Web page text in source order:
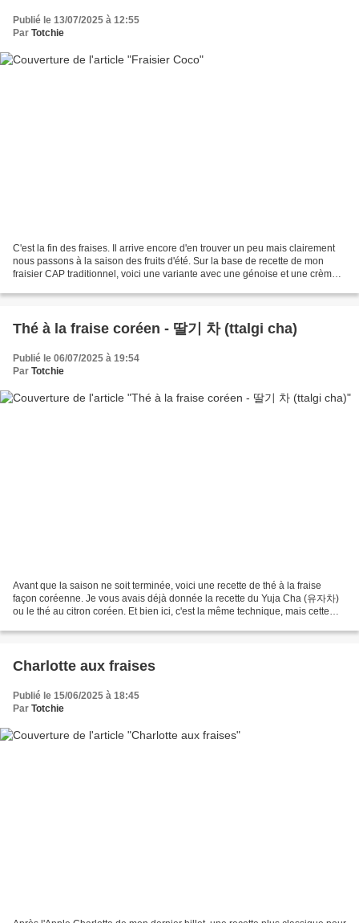
Publié le 13/07/2025 à 12:55
Par Totchie
C'est la fin des fraises. Il arrive encore d'en trouver un peu mais clairement
nous passons à la saison des fruits d'été. Sur la base de recette de mon
fraisier CAP traditionnel, voici une variante avec une génoise et une crème
Thé à la fraise coréen - 딸기 차 (ttalgi cha)
Publié le 06/07/2025 à 19:54
Par Totchie
Avant que la saison ne soit terminée, voici une recette de thé à la fraise
façon coréenne. Je vous avais déjà donnée la recette du Yuja Cha (유자차)
ou le thé au citron coréen. Et bien ici, c'est la même technique, mais cette
Charlotte aux fraises
Publié le 15/06/2025 à 18:45
Par Totchie